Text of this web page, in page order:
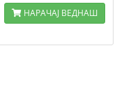
НАРАЧАЈ ВЕДНАШ